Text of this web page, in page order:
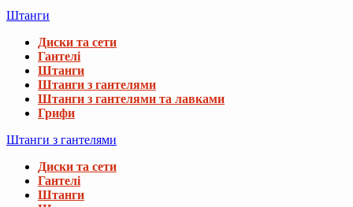
Штанги
Диски та сети
Гантелі
Штанги
Штанги з гантелями
Штанги з гантелями та лавками
Грифи
Штанги з гантелями
Диски та сети
Гантелі
Штанги